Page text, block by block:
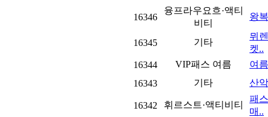
16346
융프라우요흐·액티
비티
왕
16345 기타
뮈
켓..
16344
VIP패스 여름
여
16343
기타 산
16342 휘르스트·액티비티
패
매..